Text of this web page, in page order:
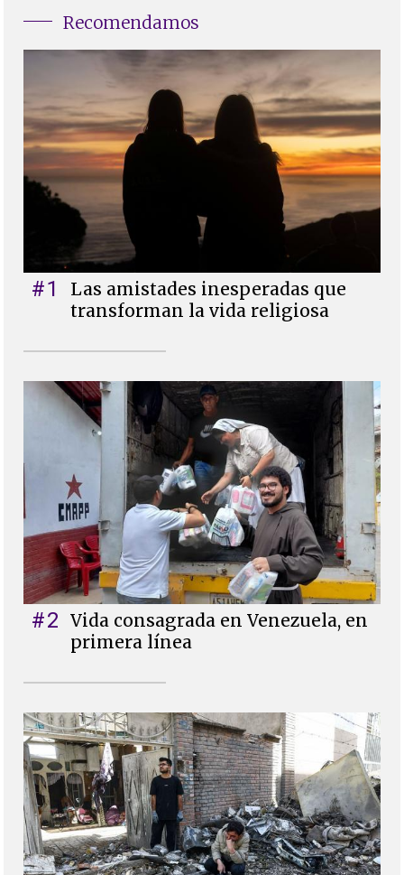
Recomendamos
#1
Las amistades inesperadas que
transforman la vida religiosa
#2 Vida consagrada en Venezuela, en
primera línea